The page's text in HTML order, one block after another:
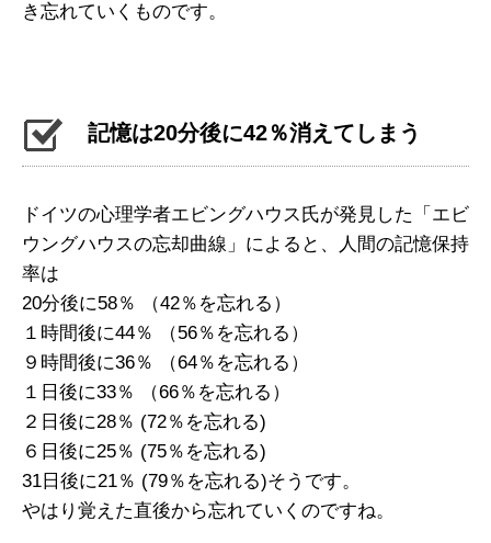
き忘れていくものです。
記憶は20分後に42％消えてしまう
ドイツの心理学者エビングハウス氏が発見した「エビ
ウングハウスの忘却曲線」によると、人間の記憶保持
率は
20分後に58％ （42％を忘れる）
１時間後に44％ （56％を忘れる）
９時間後に36％ （64％を忘れる）
１日後に33％ （66％を忘れる）
２日後に28％ (72％を忘れる)
６日後に25％ (75％を忘れる)
31日後に21％ (79％を忘れる)そうです。
やはり覚えた直後から忘れていくのですね。